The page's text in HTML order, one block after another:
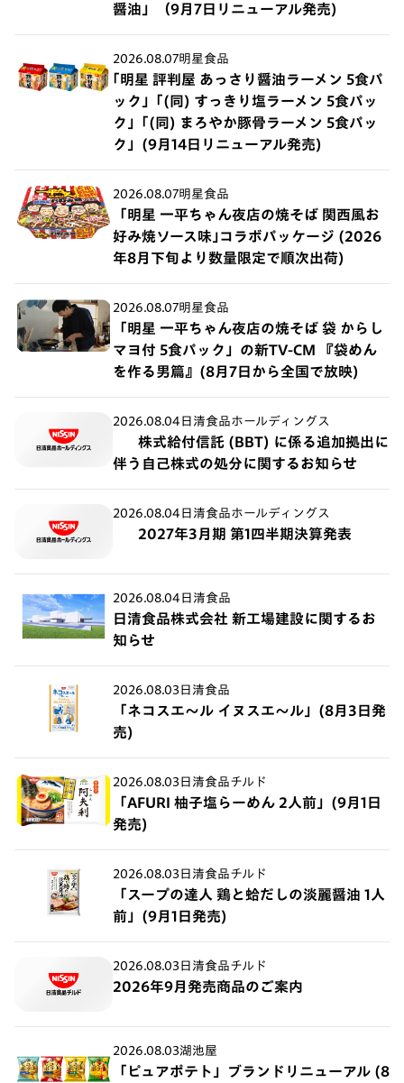
醤油」（9月7日リニューアル発売)
2026.08.07明星食品
｢明星 評判屋 あっさり醤油ラーメン 5食パ
ック」｢(同) すっきり塩ラーメン 5食パッ
ク」｢(同) まろやか豚骨ラーメン 5食パッ
ク」(9月14日リニューアル発売)
2026.08.07明星食品
「明星 一平ちゃん夜店の焼そば 関西風お
好み焼ソース味｣コラボパッケージ (2026
年8月下旬より数量限定で順次出荷)
2026.08.07明星食品
「明星 一平ちゃん夜店の焼そば 袋 からし
マヨ付 5食パック」の新TV-CM 『袋めん
を作る男篇』(8月7日から全国で放映)
2026.08.04 日清食品ホールディングス
株式給付信託 (BBT) に係る追加拠出に
伴う自己株式の処分に関するお知らせ
2026.08.04 日清食品ホールディングス
2027年3月期 第1四半期決算発表
2026.08.04 日清食品
日清食品株式会社 新工場建設に関するお
知らせ
2026.08.03 日清食品
「ネコスエ～ル イヌスエ～ル」(8月3日発
売)
2026.08.03 日清食品チルド
「AFURI 柚子塩らーめん 2人前」(9月1日
発売)
2026.08.03 日清食品チルド
「スープの達人 鶏と蛤だしの淡麗醤油 1人
前」(9月1日発売)
2026.08.03 日清食品チルド
2026年9月発売商品のご案内
2026.08.03湖池屋
「ピュアポテト」ブランドリニューアル (8